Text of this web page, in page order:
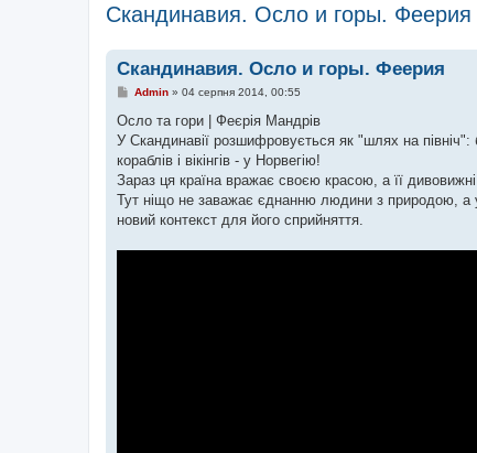
Скандинавия. Осло и горы. Феерия
Скандинавия. Осло и горы. Феерия
П
в
д
о
м
л
е
н
Admin» 04 серпня 2014, 00:55
Осло та гори | Феєрія Мандрів
У Скандинавії розшифровується як "шлях на
кораблів і вікінгів - у Норвегію!
Зараз ця країна вражає своєю красою, а її
Тут ніщо не заважає єднанню людини з природою, а
новий контекст для його сприйняття.